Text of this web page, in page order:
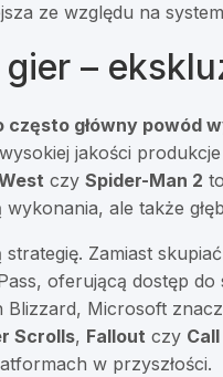
ze względu na
–
często główny powód
jakości
czy Spider-Man 2
ale także
Zamiast
oferującą dostęp
Blizzard, Microsoft
Scrolls, Fallout czy
w przyszłości.